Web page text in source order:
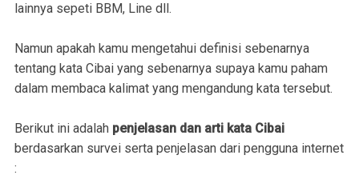
lainnya sepeti BBM, Line dll.
Namun apakah kamu mengetahui definisi sebenarnya
tentang kata Cibai yang sebenarnya supaya kamu paham
dalam membaca kalimat yang mengandung kata tersebut.
Berikut ini adalah penjelasan dan arti kata Cibai
berdasarkan survei serta penjelasan dari pengguna internet
: